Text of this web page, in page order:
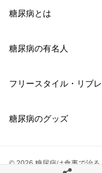
糖尿病とは
糖尿病の有名人
フリースタイル・リブレ
糖尿病のグッズ
© 2026 糖尿病は食事で治る